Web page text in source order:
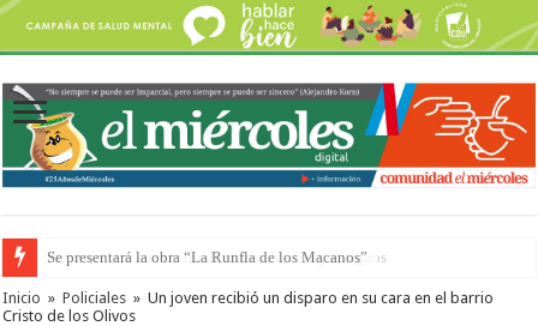
Preparan otro encuentro de autos clásicos y antiguos
Inicio » Policiales » Un joven recibió un disparo en su cara en el barrio
Cristo de los Olivos